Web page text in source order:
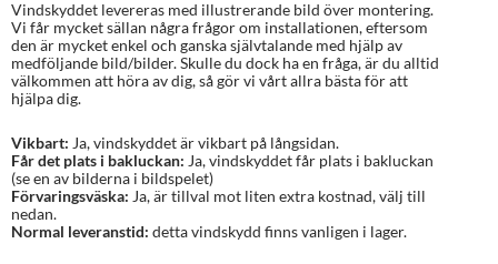
Vindskyddet levereras med illustrerande bild över montering.
Vi får mycket sällan några frågor om installationen, eftersom
den är mycket enkel och ganska självtalande med hjälp av
medföljande bild/bilder. Skulle du dock ha en fråga, är du alltid
välkommen att höra av dig, så gör vi vårt allra bästa för att
hjälpa dig.
Vikbart: Ja, vindskyddet är vikbart på långsidan.
Får det plats i bakluckan: Ja, vindskyddet får plats i bakluckan
(se en av bilderna i bildspelet)
Förvaringsväska: Ja, är tillval mot liten extra kostnad, välj till
nedan.
Normal leveranstid: detta vindskydd finns vanligen i lager.